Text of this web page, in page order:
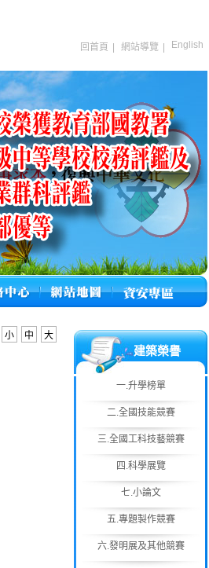
回首頁 網站導覽 English
小 中 大
建築榮譽
一.升學榜單
二.全國技能競賽
三.全國工科技藝競賽
四.科學展覽
七.小論文
五.專題製作競賽
六.發明展及其他競賽